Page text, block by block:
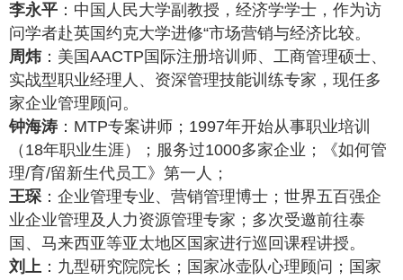
李永平 ：中国人民大学副教授，经济学学士，作为访
问学者赴英国约克大学进修“市场营销与经济比较。
周炜：美国AACTP国际注册培训师、工商管理硕士、
实战型职业经理人、资深管理技能训练专家，现任多
家企业管理顾问。
钟海涛 ：MTP专案讲师；1997年开始从事职业培训
（18年职业生涯）；服务过1000多家企业；《如何管
理/育/留新生代员工》第一人；
王琛 ：企业管理专业、营销管理博士；世界五百强企
业企业管理及人力资源管理专家；多次受邀前往泰
国、马来西亚等亚太地区国家进行巡回课程讲授。
刘上 ：九型研究院院长；国家冰壶队心理顾问；国家